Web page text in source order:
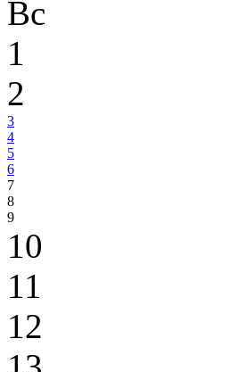
Вс
1
2
3
4
5
6
7
8
9
10
11
12